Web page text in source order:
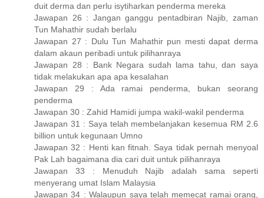
duit derma dan perlu isytiharkan penderma mereka
Jawapan 26 : Jangan ganggu pentadbiran Najib, zaman
Tun Mahathir sudah berlalu
Jawapan 27 : Dulu Tun Mahathir pun mesti dapat derma
dalam akaun peribadi untuk pilihanraya
Jawapan 28 : Bank Negara sudah lama tahu, dan saya
tidak melakukan apa apa kesalahan
Jawapan 29 : Ada ramai penderma, bukan seorang
penderma
Jawapan 30 : Zahid Hamidi jumpa wakil-wakil penderma
Jawapan 31 : Saya telah membelanjakan kesemua RM 2.6
billion untuk kegunaan Umno
Jawapan 32 : Henti kan fitnah. Saya tidak pernah menyoal
Pak Lah bagaimana dia cari duit untuk pilihanraya
Jawapan 33 : Menuduh Najib adalah sama seperti
menyerang umat Islam Malaysia
Jawapan 34 : Walaupun saya telah memecat ramai orang,